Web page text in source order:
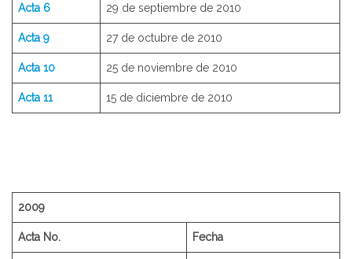
Acta 6 29 de septiembre de 2010
Acta 9 27 de octubre de 2010
Acta 10 25 de noviembre de 2010
Acta 11 15 de diciembre de 2010
2009
Acta No. Fecha